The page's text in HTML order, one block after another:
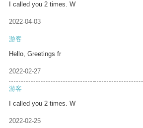
I called you 2 times. W
2022-04-03
游客
Hello, Greetings fr
2022-02-27
游客
I called you 2 times. W
2022-02-25